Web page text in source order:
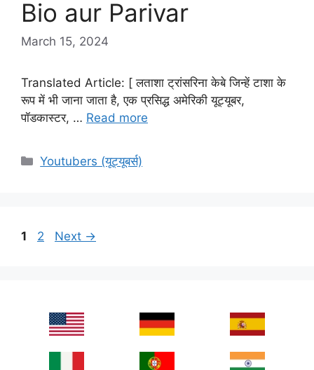
Bio aur Parivar
March 15, 2024
Translated Article: [ लताशा ट्रांसरिना केबे जिन्हें टाशा के
रूप में भी जाना जाता है, एक प्रसिद्ध अमेरिकी यूट्यूबर,
पॉडकास्टर, … Read more
Categories
Youtubers (यूट्यूबर्स)
Page
1 Page
2 Next →